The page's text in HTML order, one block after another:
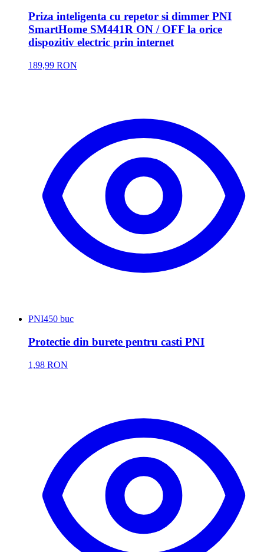
Priza inteligenta cu repetor si dimmer PNI
SmartHome SM441R ON / OFF la orice
dispozitiv electric prin internet
189,99 RON
PNI450 buc
Protectie din burete pentru casti PNI
1,98 RON